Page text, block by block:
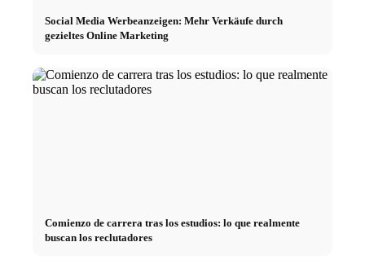
Social Media Werbeanzeigen: Mehr Verkäufe durch
gezieltes Online Marketing
Comienzo de carrera tras los estudios: lo que realmente
buscan los reclutadores